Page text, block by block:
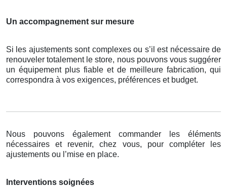
Un accompagnement sur mesure
Si les ajustements sont complexes ou s’il est nécessaire de
renouveler totalement le store, nous pouvons vous suggérer
un équipement plus fiable et de meilleure fabrication, qui
correspondra à vos exigences, préférences et budget.
Nous pouvons également commander les éléments
nécessaires et revenir, chez vous, pour compléter les
ajustements ou l’mise en place.
Interventions soignées